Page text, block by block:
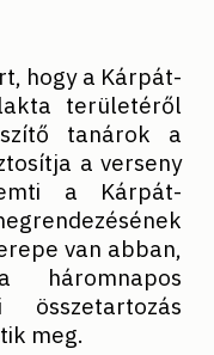
hogy a Kárpát-
területéről
tanárok a
a verseny
a Kárpát-
van abban,
meg.